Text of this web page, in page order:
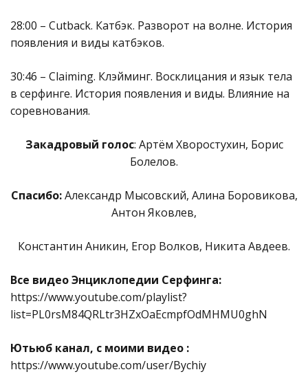
28:00 – Cutback. Катбэк. Разворот на волне. История
появления и виды катбэков.
30:46 – Claiming. Клэйминг. Восклицания и язык тела
в серфинге. История появления и виды. Влияние на
соревнования.
Закадровый голос: Артём Хворостухин, Борис
Болелов.
Спасибо:Александр Мысовский, Алина Боровикова,
Антон Яковлев,
Константин Аникин, Егор Волков, Никита Авдеев.
Все видео Энциклопедии Серфинга:
https://www.youtube.com/playlist?
list=PL0rsM84QRLtr3HZxOaEcmpfOdMHMU0ghN
Ютьюб канал, с моими видео :
https://www.youtube.com/user/Bychiy